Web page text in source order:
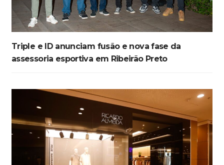
Triple e ID anunciam fusão e nova fase da
assessoria esportiva em Ribeirão Preto